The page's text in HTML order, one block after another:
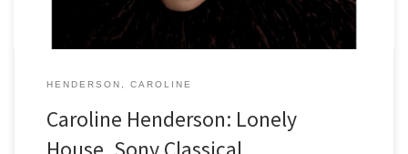
HENDERSON, CAROLINE
Caroline Henderson: Lonely